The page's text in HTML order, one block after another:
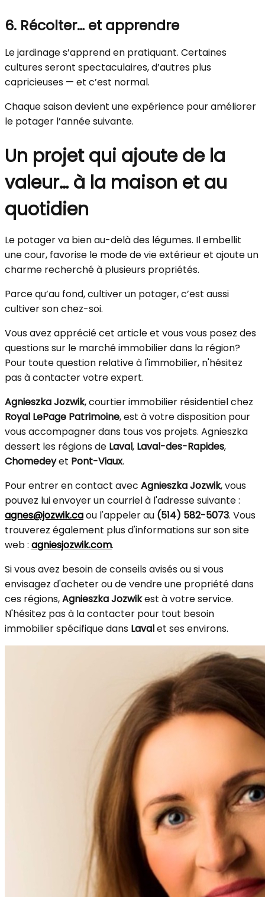
6. Récolter… et apprendre
Le jardinage s’apprend en pratiquant. Certaines
cultures seront spectaculaires, d’autres plus
capricieuses — et c’est normal.
Chaque saison devient une expérience pour améliorer
le potager l’année suivante.
Un projet qui ajoute de la
valeur… à la maison et au
quotidien
Le potager va bien au-delà des légumes. Il embellit
une cour, favorise le mode de vie extérieur et ajoute un
charme recherché à plusieurs propriétés.
Parce qu’au fond, cultiver un potager, c’est aussi
cultiver son chez-soi.
Vous avez apprécié cet article et vous vous posez des
questions sur le marché immobilier dans la région?
Pour toute question relative à l'immobilier, n'hésitez
pas à contacter votre expert.
Agnieszka Jozwik, courtier immobilier résidentiel chez
Royal LePage Patrimoine, est à votre disposition pour
vous accompagner dans tous vos projets. Agnieszka
dessert les régions de Laval, Laval-des-Rapides,
Chomedeyet Pont-Viaux.
Pour entrer en contact avec Agnieszka Jozwik, vous
pouvez lui envoyer un courriel à l'adresse suivante :
agnes@jozwik.caou l'appeler au (514) 582-5073. Vous
trouverez également plus d'informations sur son site
web : agniesjozwik.com.
Si vous avez besoin de conseils avisés ou si vous
envisagez d'acheter ou de vendre une propriété dans
ces régions,Agnieszka Jozwikest à votre service.
N'hésitez pas à la contacter pour tout besoin
immobilier spécifique dans Lavalet ses environs.